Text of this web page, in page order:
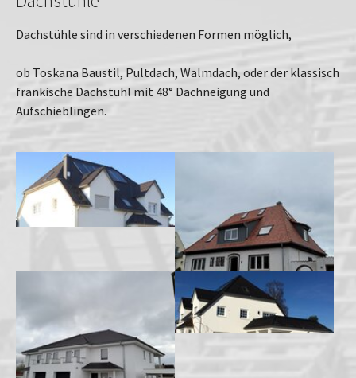
Dachstühle sind in verschiedenen Formen möglich,
ob Toskana Baustil, Pultdach, Walmdach, oder der klassisch
fränkische Dachstuhl mit 48° Dachneigung und
Aufschieblingen.